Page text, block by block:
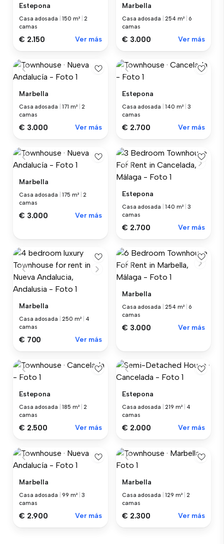
Estepona
Casa adosada |150 m² |2
camas
€ 2.150 Ver más
Marbella
Casa adosada |254 m²
6
camas
€ 3.000 Ver más
Marbella
Casa adosada |171 m² |2
camas
€ 3.000 Ver más
Estepona
Casa adosada |140 m² |3
camas
€ 2.700 Ver más
Marbella
Casa adosada |175 m² |2
camas
€ 3.000 Ver más
Estepona
Casa adosada |140 m² |3
camas
€ 2.700 Ver más
Marbella
Casa adosada |250 m²
4
camas
€ 700 Ver más
Marbella
Casa adosada |254 m²
6
camas
€ 3.000 Ver más
Estepona
Casa adosada |185 m² |2
camas
€ 2.500 Ver más
Estepona
Casa adosada |219 m²
4
camas
€ 2.000 Ver más
Marbella
Casa adosada |99 m² |3
camas
€ 2.900 Ver más
Marbella
Casa adosada |129 m² |2
camas
€ 2.300 Ver más